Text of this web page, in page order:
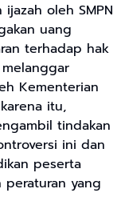
oleh SMPN
uang
terhadap hak
Kementerian
itu,
tindakan
ini dan
peserta
yang